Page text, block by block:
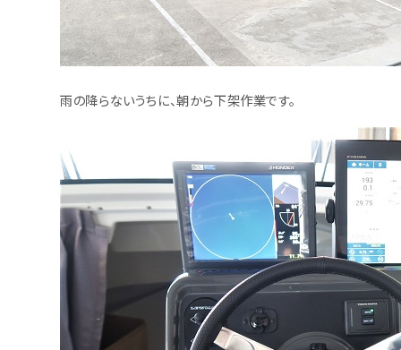
雨の降らないうちに、朝から下架作業です。